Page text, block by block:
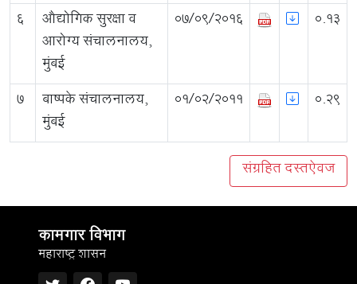
6
औद्योगिक सुरक्षा व
आरोग्य संचालनालय,
मुंबई
07/09/2016 0.13
7
बाष्पके संचालनालय,
मुंबई
01/02/2011 0.29
संग्रहित दस्तऐवज
कामगार विभाग
महाराष्ट्र शासन